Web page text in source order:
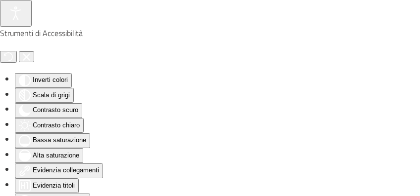
Strumenti di Accessibilità
Inverti colori
Scala di grigi
Contrasto scuro
Contrasto chiaro
Bassa saturazione
Alta saturazione
Evidenzia collegamenti
Evidenzia titoli
Skip to main content